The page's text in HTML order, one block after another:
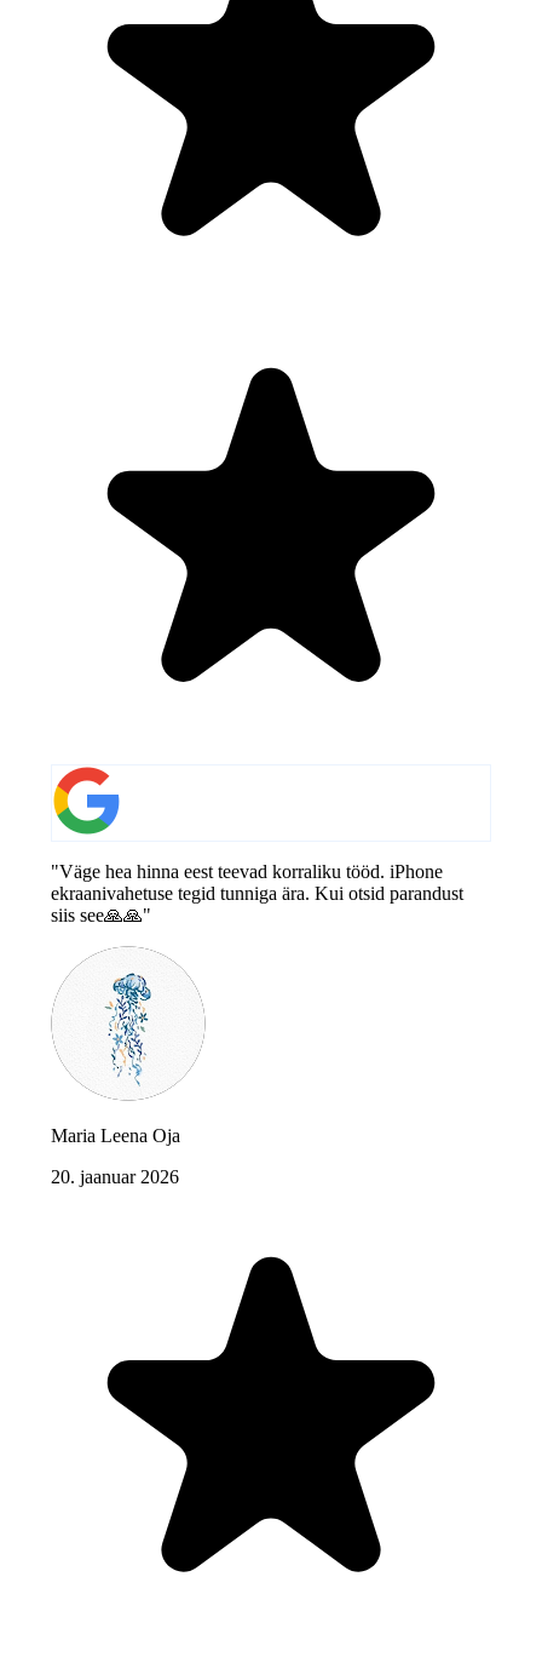
"Väge hea hinna eest teevad korraliku tööd. iPhone
ekraanivahetuse tegid tunniga ära. Kui otsid parandust
siis see🙏🙏"
Maria Leena Oja
20. jaanuar 2026